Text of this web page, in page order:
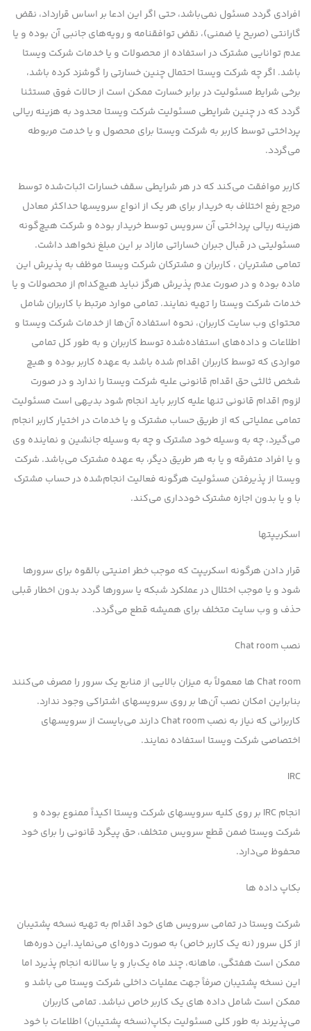
افرادی گردد مسئول نمی‌باشد، حتی اگر این ادعا بر اساس قرارداد، نقض
گارانتی (صریح یا ضمنی)‌، نقض توافقنامه و رویه‌های جانبی آن بوده و یا
عدم توانایی مشترك در استفاده از محصولات و یا خدمات شرکت ویستا
باشد. اگر چه شرکت ویستا احتمال چنین خسارتی را گوشزد كرده باشد،
برخی شرایط مسئولیت در برابر خسارت ممكن است از حالات فوق مستثنا
گردد كه در چنین شرایطی مسئولیت شرکت ویستا محدود به هزینه ریالی
پرداختی توسط کاربر به شرکت ویستا برای محصول و یا خدمت مربوطه
می‌گردد.
کاربر موافقت می‌كند كه در هر شرایطی سقف خسارات اثبات‌شده توسط
مرجع رفع اختلاف به خریدار برای هر یک از انواع سرویسها حداکثر معادل
هزینه ریالی پرداختی آن سرویس توسط خریدار بوده و شرکت هیچ‌گونه
مسئولیتی در قبال جبران خساراتی مازاد بر این مبلغ نخواهد داشت.
تمامی مشتریان ، کاربران و مشترکان شرکت ویستا موظف به پذیرش این
ماده بوده و در صورت عدم پذیرش هرگز نباید هیچ‌کدام از محصولات و یا
خدمات شرکت ویستا را تهیه نمایند. تمامی موارد مرتبط با کاربران شامل
محتوای وب سایت کاربران، نحوه استفاده آن‌ها از خدمات شرکت ویستا و
اطلاعات و داده‌های استفاده‌شده توسط کاربران و به طور کل تمامی
مواردی که توسط کاربران اقدام شده باشد به عهده کاربر بوده و هیچ
شخص ثالثی حق اقدام قانونی علیه شرکت ویستا را ندارد و در صورت
لزوم اقدام قانونی تنها علیه کاربر باید انجام شود بدیهی است مسئولیت
تمامی عملیاتی كه از طریق حساب مشترك و یا خدمات در اختیار کاربر انجام
می‌گیرد، چه به وسیله خود مشترك و چه به وسیله جانشین و نماینده وی
و یا افراد متفرقه و یا به هر طریق دیگر، به عهده مشترك می‌باشد. شرکت
ویستا از پذیرفتن مسئولیت هرگونه فعالیت انجام‌شده در حساب مشترك
با و یا بدون اجازه مشترك خودداری می‌کند.
اسکریپتها
قرار دادن هرگونه اسکریپت که موجب خطر امنیتی بالقوه برای سرورها
شود و یا موجب اختلال در عملکرد شبکه یا سرورها گردد بدون اخطار قبلی
حذف و وب سایت متخلف برای همیشه قطع می‌گردد.
نصب Chat room
Chat room ها معمولاً به میزان بالایی از منابع یک سرور را مصرف می‌کنند
بنابراین امکان نصب آن‌ها بر روی سرویسهای اشتراکی وجود ندارد.
کاربرانی که نیاز به نصب Chat room دارند می‌بایست از سرویسهای
اختصاصی شرکت ویستا استفاده نمایند.
IRC
انجام IRC بر روی کلیه سرویسهای شرکت ویستا اکیداً ممنوع بوده و
شرکت ویستا ضمن قطع سرویس متخلف، حق پیگرد قانونی را برای خود
محفوظ می‌دارد.
بکاپ داده ها
شرکت ویستا در تمامی سرویس های خود اقدام به تهیه نسخه پشتیبان
از کل سرور (نه یک کاربر خاص) به صورت دوره‌ای می‌نماید.این دوره‌ها
ممکن است هفتگی، ماهانه، چند ماه یک‌بار و یا سالانه انجام پذیرد اما
این نسخه پشتیبان صرفاً جهت عملیات داخلی شرکت ویستا می باشد و
ممکن است شامل داده های یک کاربر خاص نباشد. تمامی کاربران
می‌پذیرند به طور کلی مسئولیت بکاپ(نسخه پشتیبان) اطلاعات با خود